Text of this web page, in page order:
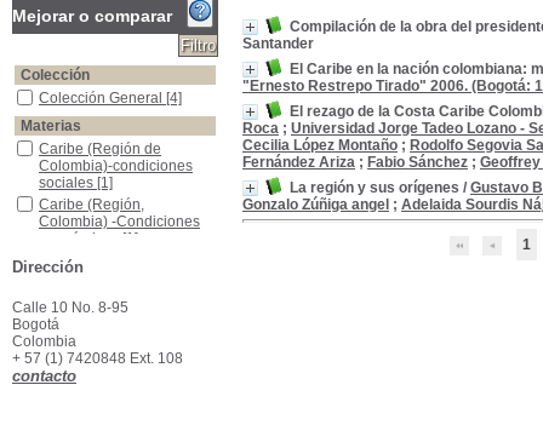
Compilación de la obra del
Santander
El Caribe en la nación colombiana:
"Ernesto Restrepo Tirado" 2006. (Bogotá:
El rezago de la Costa Caribe
Roca ; Universidad Jorge Tadeo Lozano -
Cecilia López Montaño ; Rodolfo Segovia
Fernández Ariza ; Fabio Sánchez ;
La región y sus orígenes / Gustavo
Gonzalo Zúñiga angel ; Adelaida Sourdis
1
Mejorar o comparar
Colección
Colección General
Colección General [4]
Materias
Caribe (Región de Colombia)-condiciones sociales
Caribe (Región de
Colombia)-condiciones
sociales [1]
Caribe (Región, Colombia) -Condiciones económicas
Caribe (Región,
Colombia) -Condiciones
económicas [1]
Cartagena (Prov.)--Geografía histórica--Siglo XIX
Cartagena (Prov.)--
Geografía histórica--Siglo
Costa Atlántica (Colombia)-condiciones economicas
Costa Atlántica
(Colombia)-condiciones
economicas[1]
Nieto Gil, Juan José , 1805-1866 -- Biografía
Nieto Gil, Juan José ,
1805-1866 -- Biografía
Dirección
Calle 10 No. 8-95
Bogotá
Colombia
+ 57 (1) 7420848 Ext. 108
contacto